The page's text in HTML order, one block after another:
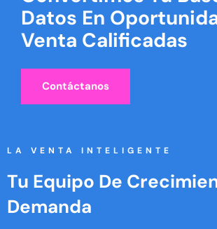
Datos En
Venta Calificadas
Contáctanos
LA VENTA INTELIGENTE
Tu Equipo De
Demanda